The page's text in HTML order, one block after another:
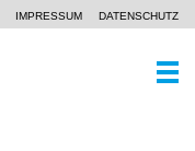
IMPRESSUM DATENSCHUTZ